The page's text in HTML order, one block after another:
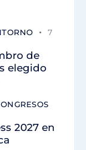
7
de
elegido
2027 en